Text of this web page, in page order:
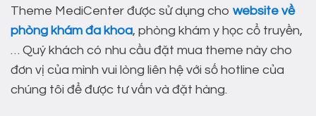
Theme MediCenter được sử dụng cho website về
phòng khám đa khoa, phòng khám y học cổ truyền,
… Quý khách có nhu cầu đặt mua theme này cho
đơn vị của mình vui lòng liên hệ với số hotline của
chúng tôi để được tư vấn và đặt hàng.